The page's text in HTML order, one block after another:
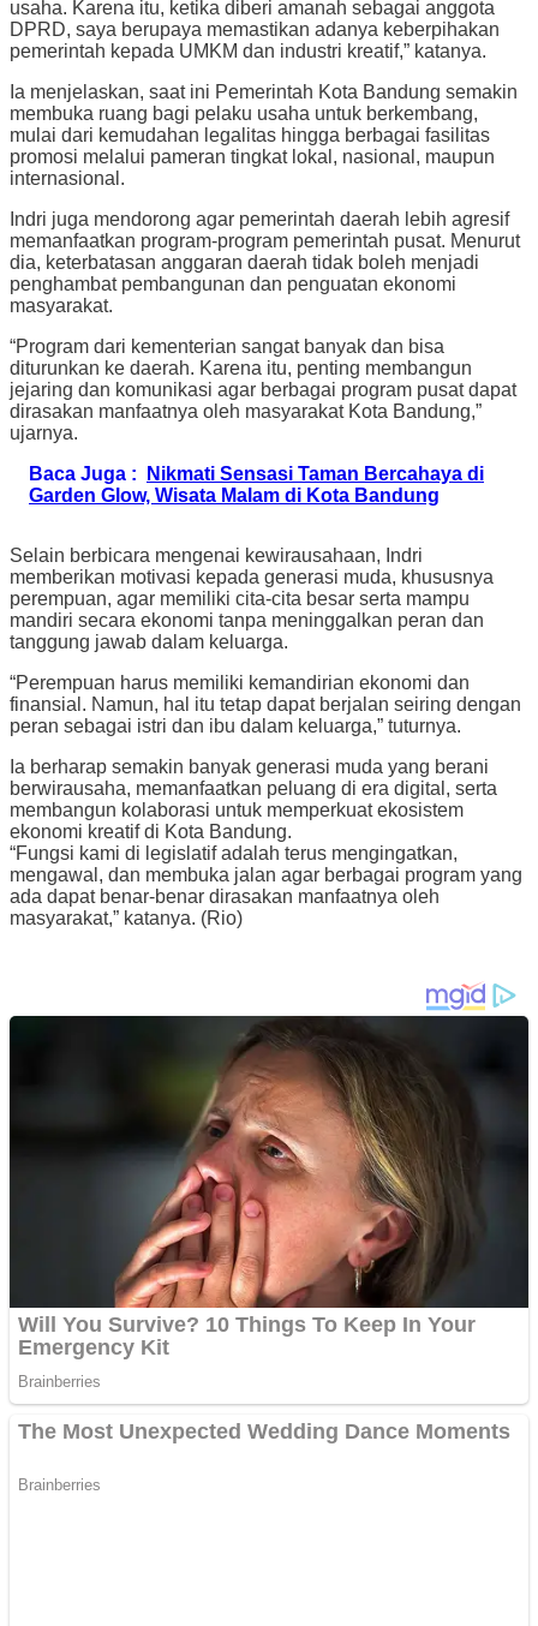
usaha. Karena itu, ketika diberi amanah sebagai anggota
DPRD, saya berupaya memastikan adanya keberpihakan
pemerintah kepada UMKM dan industri kreatif,” katanya.
Ia menjelaskan, saat ini Pemerintah Kota Bandung semakin
membuka ruang bagi pelaku usaha untuk berkembang,
mulai dari kemudahan legalitas hingga berbagai fasilitas
promosi melalui pameran tingkat lokal, nasional, maupun
internasional.
Indri juga mendorong agar pemerintah daerah lebih agresif
memanfaatkan program-program pemerintah pusat. Menurut
dia, keterbatasan anggaran daerah tidak boleh menjadi
penghambat pembangunan dan penguatan ekonomi
masyarakat.
“Program dari kementerian sangat banyak dan bisa
diturunkan ke daerah. Karena itu, penting membangun
jejaring dan komunikasi agar berbagai program pusat dapat
dirasakan manfaatnya oleh masyarakat Kota Bandung,”
ujarnya.
Baca Juga :
Nikmati Sensasi Taman Bercahaya di
Garden Glow, Wisata Malam di Kota Bandung
Selain berbicara mengenai kewirausahaan, Indri
memberikan motivasi kepada generasi muda, khususnya
perempuan, agar memiliki cita-cita besar serta mampu
mandiri secara ekonomi tanpa meninggalkan peran dan
tanggung jawab dalam keluarga.
“Perempuan harus memiliki kemandirian ekonomi dan
finansial. Namun, hal itu tetap dapat berjalan seiring dengan
peran sebagai istri dan ibu dalam keluarga,” tuturnya.
Ia berharap semakin banyak generasi muda yang berani
berwirausaha, memanfaatkan peluang di era digital, serta
membangun kolaborasi untuk memperkuat ekosistem
ekonomi kreatif di Kota Bandung.
“Fungsi kami di legislatif adalah terus mengingatkan,
mengawal, dan membuka jalan agar berbagai program yang
ada dapat benar-benar dirasakan manfaatnya oleh
masyarakat,” katanya. (Rio)